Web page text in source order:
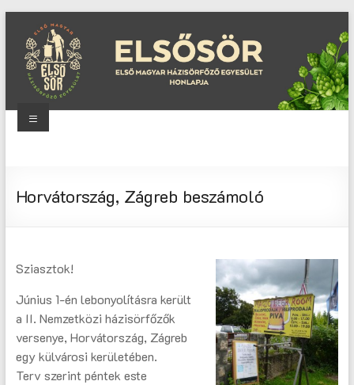
content
Magyar
Menu
Horvátország, Zágreb beszámoló
Sziasztok!
Június 1-én lebonyolításra került
a II. Nemzetközi házisörfőzők
versenye, Horvátország, Zágreb
egy külvárosi kerületében.
Terv szerint péntek este